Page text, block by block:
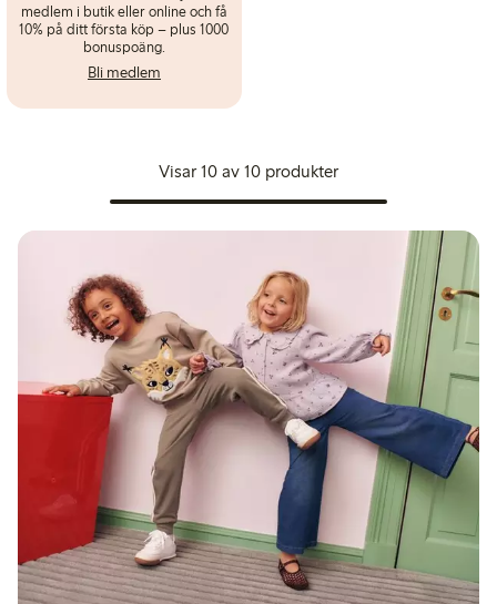
medlem i butik eller online och få
10% på ditt första köp – plus 1000
bonuspoäng.
Bli medlem
Visar 10 av 10 produkter